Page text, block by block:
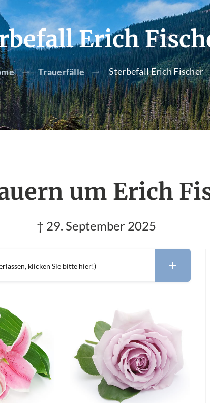
Erich
Trauerfälle Sterbefall Erich Fischer
um Erich
† 29. September 2025
klicken Sie bitte hier!)